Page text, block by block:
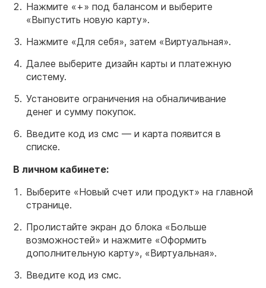
Нажмите «+» под балансом и выберите
«Выпустить новую карту».
Нажмите «Для себя», затем «Виртуальная».
Далее выберите дизайн карты и платежную
систему.
Установите ограничения на обналичивание
денег и сумму покупок.
Введите код из смс — и карта появится в
списке.
В личном кабинете:
Выберите «Новый счет или продукт» на главной
странице.
Пролистайте экран до блока «Больше
возможностей» и нажмите «Оформить
дополнительную карту», «Виртуальная».
Введите код из смс.